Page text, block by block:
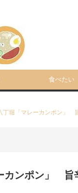
食べたい
丁堀「マレーカンポン」
カンポン」 旨